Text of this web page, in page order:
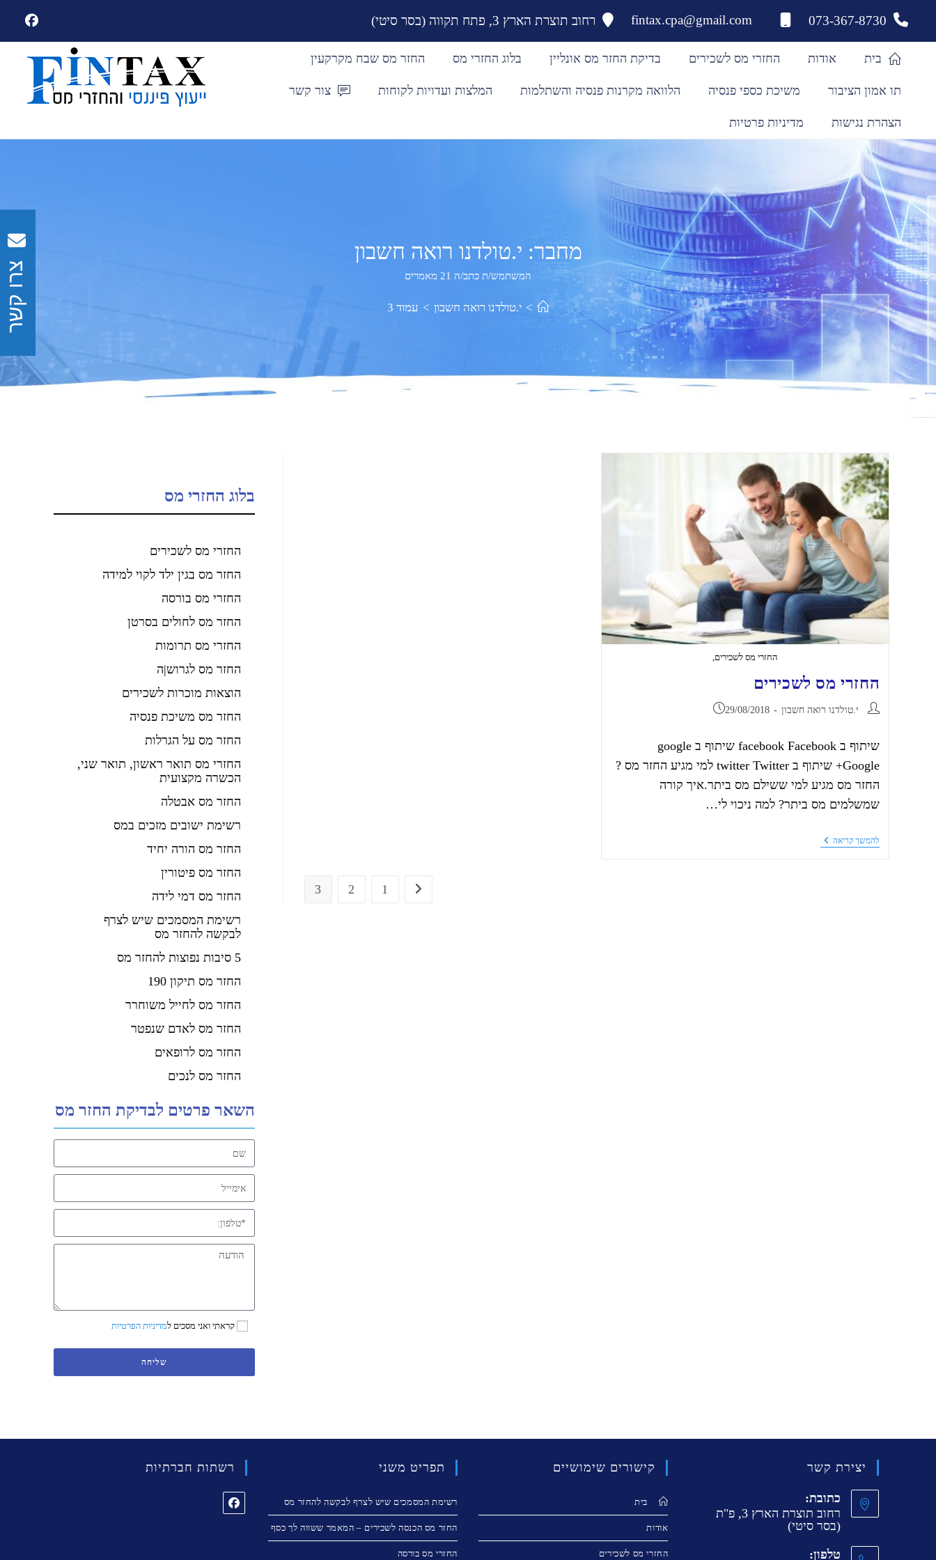
073-367-8730
fintax.cpa@gmail.com רחוב תוצרת הארץ 3, פתח תקווה (בסר סיטי)
בית אודות החזרי מס לשכירים בדיקת החזר מס אונליין בלוג החזרי מס החזר מס שבח מקרקעין
תו אמון הציבור משיכת כספי פנסיה הלוואה מקרנות פנסיה והשתלמות המלצות ועדויות לקוחות צור קשר
הצהרת נגישות מדיניות פרטיות
מחבר: י.טולדנו רואה חשבון
המשתמש/ת כתב/ה 21 מאמרים
> י.טולדנו רואה חשבון > עמוד 3
החזרי מס לשכירים,
החזרי מס לשכירים
י.טולדנו רואה חשבון 29/08/2018
שיתוף ב facebook Facebook שיתוף ב google
Google+ שיתוף ב twitter Twitter למי מגיע החזר מס ?
החזר מס מגיע למי ששילם מס ביתר.איך קורה
שמשלמים מס ביתר? למה ניכוי לי…
להמשך קריאה
1
2
3
בלוג החזרי מס
החזרי מס לשכירים
החזר מס בגין ילד לקוי למידה
החזרי מס בורסה
החזר מס לחולים בסרטן
החזרי מס תרומות
החזר מס לגרוש|ה
הוצאות מוכרות לשכירים
החזר מס משיכת פנסיה
החזר מס על הגרלות
החזרי מס תואר ראשון, תואר שני,
הכשרה מקצועית
החזר מס אבטלה
רשימת ישובים מזכים במס
החזר מס הורה יחיד
החזר מס פיטורין
החזר מס דמי לידה
רשימת המסמכים שיש לצרף
לבקשה להחזר מס
5 סיבות נפוצות להחזר מס
החזר מס תיקון 190
החזר מס לחייל משוחרר
החזר מס לאדם שנפטר
החזר מס לרופאים
החזר מס לנכים
השאר פרטים לבדיקת החזר מס
קראתי ואני מסכים למדיניות הפרטיות
שליחה
יצירת קשר
כתובת:
רחוב תוצרת הארץ 3, פ"ת
(בסר סיטי)
טלפון:
קישורים שימושיים
בית
אודות
החזרי מס לשכירים
תפריט משני
רשימת המסמכים שיש לצרף לבקשה להחזר מס
החזר מס הכנסה לשכירים – המאמר ששווה לך כסף
החזרי מס בורסה
רשתות חברתיות
צרו קשר